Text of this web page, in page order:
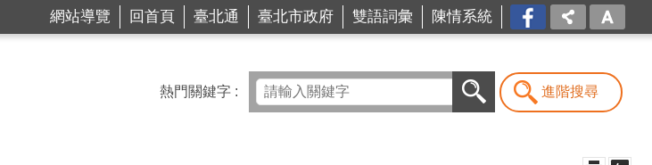
網站導覽 回首頁 臺北通 臺北市政府 雙語詞彙 陳情系統
台北
市商
我是
商Ya
人
熱門關鍵字 進階搜尋